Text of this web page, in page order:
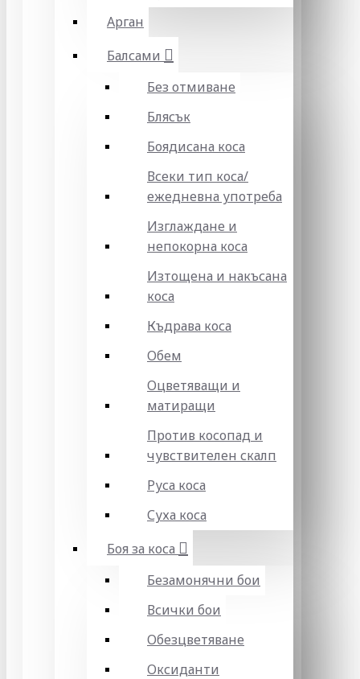
Арган
Балсами
Без отмиване
Блясък
Боядисана коса
Всеки тип коса/
ежедневна употреба
Изглаждане и
непокорна коса
Изтощена и накъсана
коса
Къдрава коса
Обем
Оцветяващи и
матиращи
Против косопад и
чувствителен скалп
Руса коса
Суха коса
Боя за коса
Безамонячни бои
Всички бои
Обезцветяване
Оксиданти